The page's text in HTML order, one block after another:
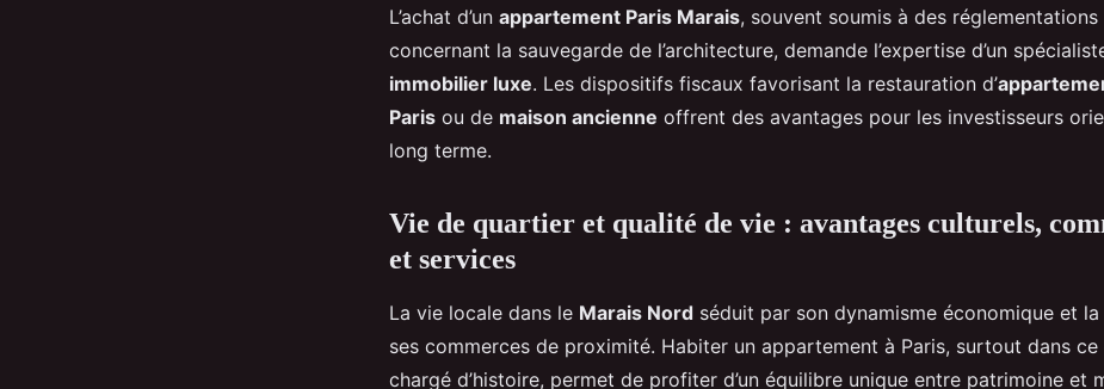
L’achat d’un appartement Paris Marais, souvent soumis à des
concernant la sauvegarde de l’architecture, demande l’expertise d’un
immobilier luxe. Les dispositifs fiscaux favorisant la restauration d’
Paris ou de maison ancienne offrent des avantages pour les investisseurs
long terme.
Vie de quartier et qualité de vie : avantages culturels,
et services
La vie locale dans le Marais Nord séduit par son dynamisme économique et
ses commerces de proximité. Habiter un appartement à Paris, surtout dans
chargé d’histoire, permet de profiter d’un équilibre unique entre patrimoine et